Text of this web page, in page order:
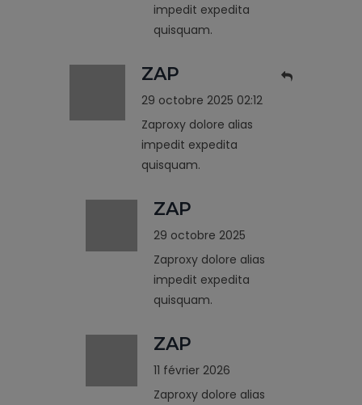
impedit expedita
quisquam.
ZAP
29 octobre 2025 02:12
Zaproxy dolore alias
impedit expedita
quisquam.
ZAP
29 octobre 2025
Zaproxy dolore alias
impedit expedita
quisquam.
ZAP
11 février 2026
Zaproxy dolore alias